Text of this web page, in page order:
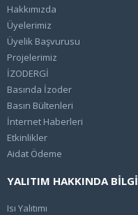
Hakkımızda
Üyelerimiz
Üyelik Başvurusu
Projelerimiz
İZODERGİ
Basında İzoder
Basın Bültenleri
İnternet Haberleri
Etkinlikler
Aidat Ödeme
YALITIM HAKKINDA
Isı Yalıtımı